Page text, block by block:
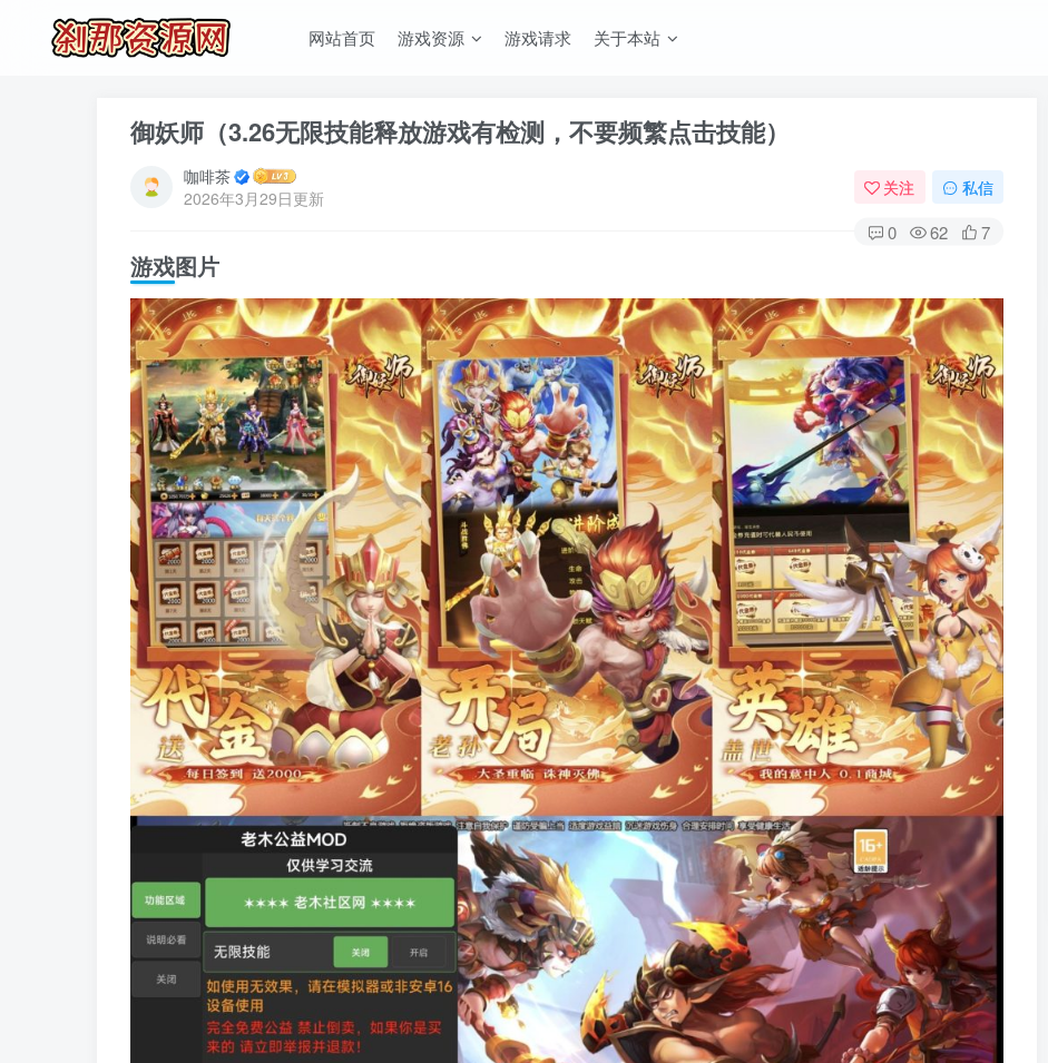
网站首页 游戏资源 游戏请求 关于本站
御妖师（3.26无限技能释放游戏有检测，不要频繁点击技能）
咖啡茶
2026年3月29日更新
关注 私信
0 62 7
游戏图片